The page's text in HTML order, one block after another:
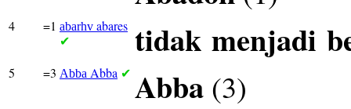
4 =1 abarhv abares
✔ tidak menjadi
5 =3 Abba Abba ✔ Abba (3)